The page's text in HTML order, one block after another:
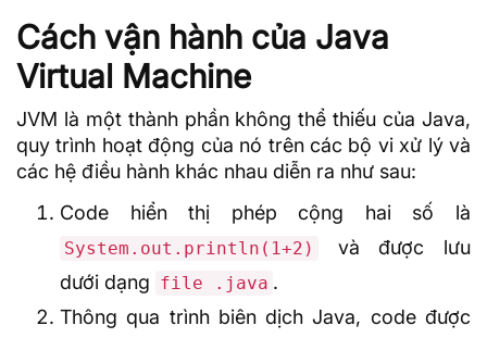
Cách vận hành của Java
Virtual Machine
JVM là một thành phần không thể thiếu của Java,
quy trình hoạt động của nó trên các bộ vi xử lý và
các hệ điều hành khác nhau diễn ra như sau:
Code hiển thị phép cộng hai số là
System.out.println(1+2)
và được lưu
dưới dạng file .java .
Thông qua trình biên dịch Java, code được